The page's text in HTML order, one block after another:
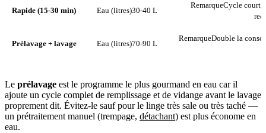
Rapide (15-30 min) Eau (litres)30-40 L
RemarqueCycle court,
Prélavage + lavage Eau (litres)70-90 L
RemarqueDouble la
Le prélavage est le programme le plus gourmand en eau car il
ajoute un cycle complet de remplissage et de vidange avant le lavage
proprement dit. Évitez-le sauf pour le linge très sale ou très taché —
un prétraitement manuel (trempage, détachant) est plus économe en
eau.